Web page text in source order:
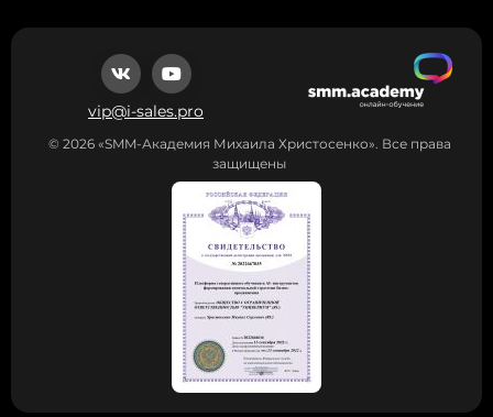
06
08
09
10
11
12
13
06
09
10
11
12
13
06
09
13
vip@i-sales.pro
© 2026 «SMM-Академия Михаила Христосенко». Все права
защищены